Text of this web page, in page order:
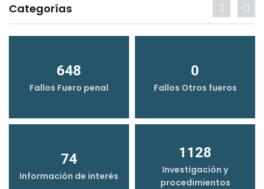
Categorías
648
Fallos Fuero penal
0
Fallos Otros fueros
74
Información de interés
1128
Investigación y
procedimientos